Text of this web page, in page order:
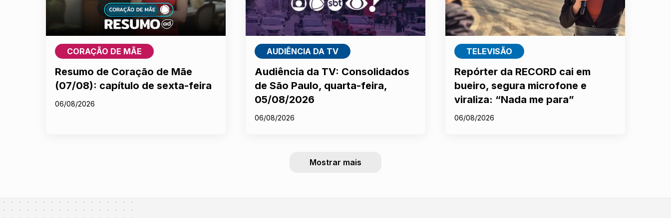
CORAÇÃO DE MÃE
Resumo de Coração de Mãe
(07/08): capítulo de sexta-feira
06/08/2026
AUDIÊNCIA DA TV
Audiência da TV: Consolidados
de São Paulo, quarta-feira,
05/08/2026
06/08/2026
TELEVISÃO
Repórter da RECORD cai em
bueiro, segura microfone e
viraliza: “Nada me para”
06/08/2026
Mostrar mais